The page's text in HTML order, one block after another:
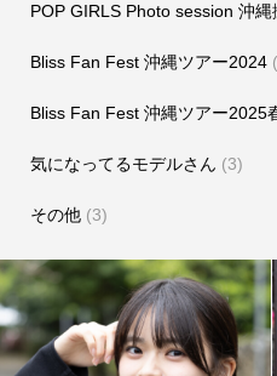
POP GIRLS Photo session 沖
Bliss Fan Fest 沖縄ツアー2024
Bliss Fan Fest 沖縄ツアー2025
気になってるモデルさん (3)
その他(3)